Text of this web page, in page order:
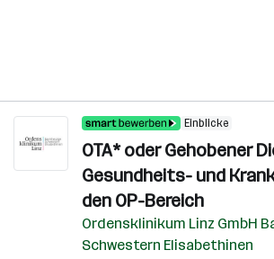
Einblicke
OTA* oder Gehobener
Gesundheits- und
den OP-Bereich
Ordensklinikum Linz GmbH
Schwestern Elisabethinen